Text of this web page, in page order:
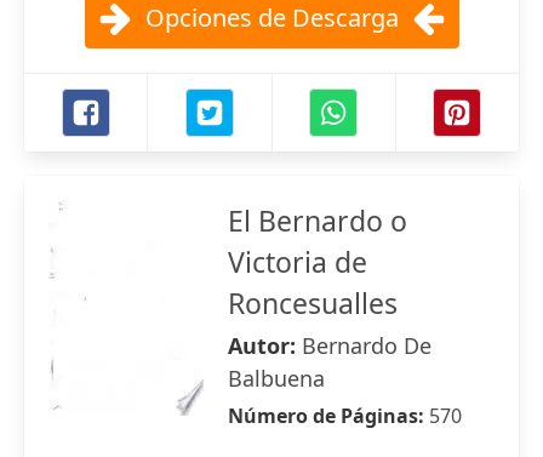
Opciones de Descarga
El Bernardo o
Victoria de
Roncesualles
Autor: Bernardo De
Balbuena
Número de Páginas: 570